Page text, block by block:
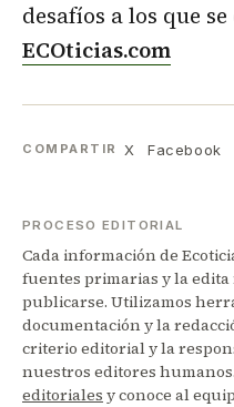
desafíos a los que
ECOticias.com
COMPARTIR X Facebook
PROCESO EDITORIAL
Cada información de
fuentes primarias y la
publicarse. Utilizamos
documentación y la
criterio editorial y la
nuestros editores
editoriales y conoce al